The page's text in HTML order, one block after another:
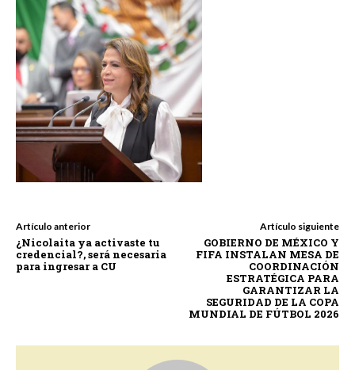
Artículo anterior
¿Nicolaita ya activaste tu
credencial?, será necesaria
para ingresar a CU
Artículo siguiente
GOBIERNO DE MÉXICO Y
FIFA INSTALAN MESA DE
COORDINACIÓN
ESTRATÉGICA PARA
GARANTIZAR LA
SEGURIDAD DE LA COPA
MUNDIAL DE FÚTBOL 2026